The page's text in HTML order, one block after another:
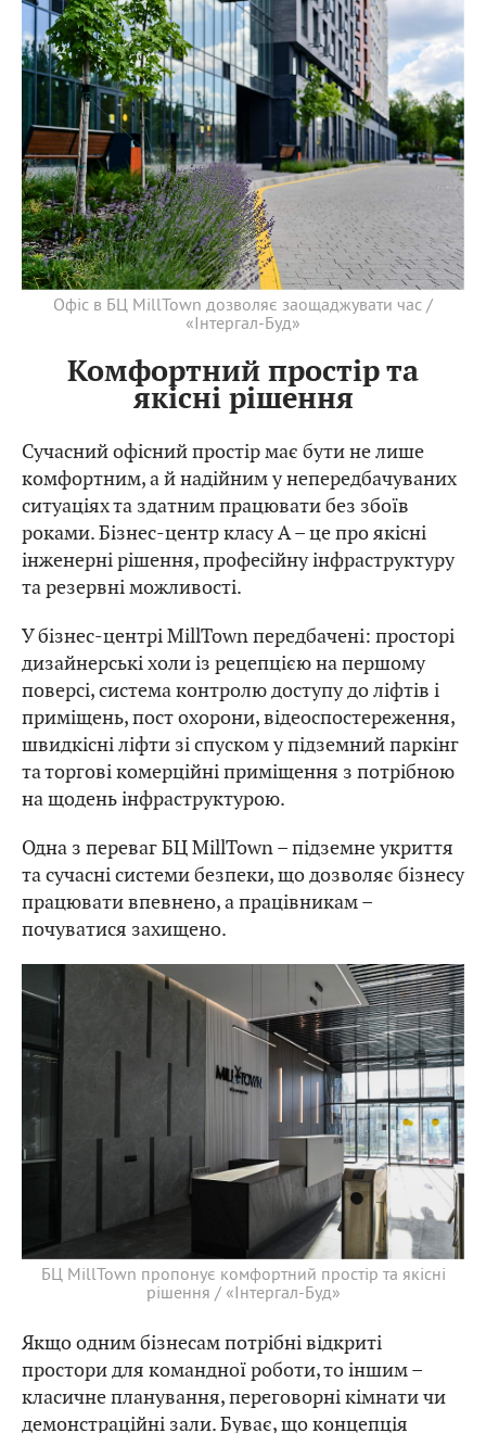
Офіс в БЦ MillTown дозволяє заощаджувати час /
«Інтергал-Буд»
Комфортний простір та
якісні рішення
Сучасний офісний простір має бути не лише
комфортним, а й надійним у непередбачуваних
ситуаціях та здатним працювати без збоїв
роками. Бізнес-центр класу А – це про якісні
інженерні рішення, професійну інфраструктуру
та резервні можливості.
У бізнес-центрі MillTown передбачені: просторі
дизайнерські холи із рецепцією на першому
поверсі, система контролю доступу до ліфтів і
приміщень, пост охорони, відеоспостереження,
швидкісні ліфти зі спуском у підземний паркінг
та торгові комерційні приміщення з потрібною
на щодень інфраструктурою.
Одна з переваг БЦ MillTown – підземне укриття
та сучасні системи безпеки, що дозволяє бізнесу
працювати впевнено, а працівникам –
почуватися захищено.
БЦ MillTown пропонує комфортний простір та якісні
рішення / «Інтергал-Буд»
Якщо одним бізнесам потрібні відкриті
простори для командної роботи, то іншим –
класичне планування, переговорні кімнати чи
демонстраційні зали. Буває, що концепція